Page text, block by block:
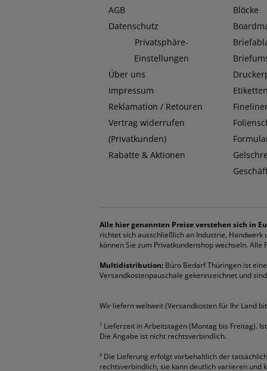
AGB
Datenschutz
Privatsphäre-
Einstellungen
Über uns
Impressum
Reklamation / Retouren
Vertrag widerrufen
(Privatkunden)
Rabatte & Aktionen
Blöcke
Etiketten
Alle hier genannten Preise verstehen sich in
richtet sich ausschließlich an Industrie,
können Sie zum Privatkundenshop wechseln.
Multidistribution: Büro Bedarf Thüringen ist
Versandkostenpauschale gekennzeichnet und
Wir liefern weltweit (Versandkosten für Ihr Land
¹ Lieferzeit in Arbeitstagen (Montag bis Freitag).
Die Angabe ist nicht rechtsverbindlich.
² Die Lieferung erfolgt vorbehaltlich der
rechtsverbindlich, sie kann deutlich variieren